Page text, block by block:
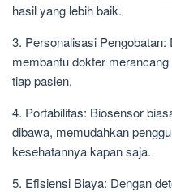
hasil yang lebih baik.
3. Personalisasi
membantu dokter
tiap pasien.
4. Portabilitas: Biosensor
dibawa, memudahkan
kesehatannya kapan saja.
5. Efisiensi Biaya: Dengan